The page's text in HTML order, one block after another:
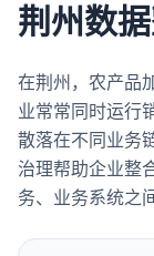
荆州数
在荆州，农产品
业常常同时运行
散落在不同业务
治理帮助企业整
务、业务系统之